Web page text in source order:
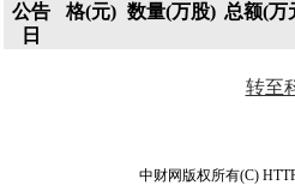
公告
日
格(元) 数量(万股) 总额(万
转至
中财网版权所有(C)